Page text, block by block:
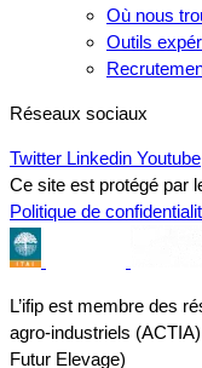
Où nous
Outils
Réseaux sociaux
Twitter Linkedin Youtube
Ce site est protégé par
Politique de
L’ifip est membre des
agro-industriels
Futur Elevage)